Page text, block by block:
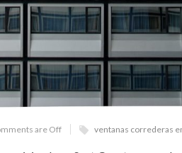
are Off ventanas correderas